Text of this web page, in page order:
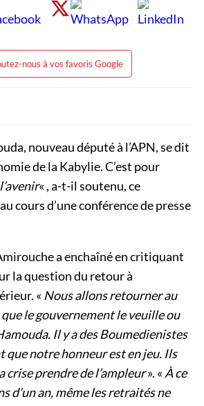
nous à vos favoris Google
nouveau député à l’APN, se dit
de la Kabylie. C’est pour
« , a-t-il soutenu, ce
cours d’une conférence de presse
a enchaîné en critiquant
la question du retour à
« Nous allons retourner au
le gouvernement le veuille ou
Il y a des Boumedienistes
que notre honneur est en jeu. Ils
crise prendre de l’ampleur». «À ce
d’un an, même les retraités ne